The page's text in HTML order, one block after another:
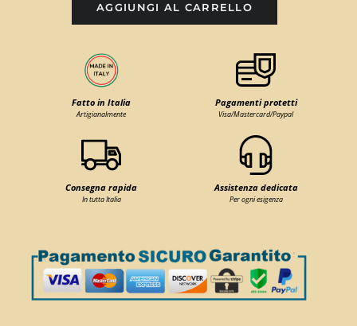
AGGIUNGI AL CARRELLO
Fatto in Italia
Artigianalmente
Pagamenti protetti
Visa/Mastercard/Paypal
Consegna rapida
In tutta Italia
Assistenza dedicata
Per ogni esigenza